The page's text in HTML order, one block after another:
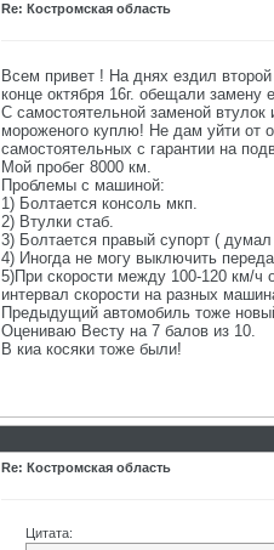
Re: Костромская область
Всем привет ! На днях ездил
конце октября 16г. обещали
С самостоятельной заменой
мороженого куплю! Не дам уйти от
самостоятельных с гарантии на
Мой пробег 8000 км.
Проблемы с машиной:
1) Болтается консоль мкп.
2) Втулки стаб.
3) Болтается правый супорт (
4) Иногда не могу выключить
5)При скорости между 100-120 км/ч
интервал скорости на разных
Предыдущий автомобиль тоже
Оцениваю Весту на 7 балов из 10.
В киа косяки тоже были!
Re: Костромская область
Цитата: